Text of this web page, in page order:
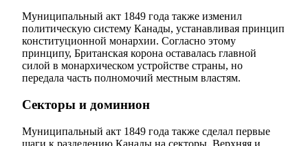
Муниципальный акт 1849 года также изменил
политическую систему Канады, устанавливая принцип
конституционной монархии. Согласно этому
принципу, Британская корона оставалась главной
силой в монархическом устройстве страны, но
передала часть полномочий местным властям.
Секторы и доминион
Муниципальный акт 1849 года также сделал первые
шаги к разделению Канады на секторы. Верхняя и